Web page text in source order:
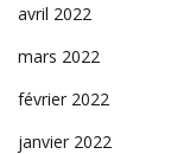
avril 2022
mars 2022
février 2022
janvier 2022